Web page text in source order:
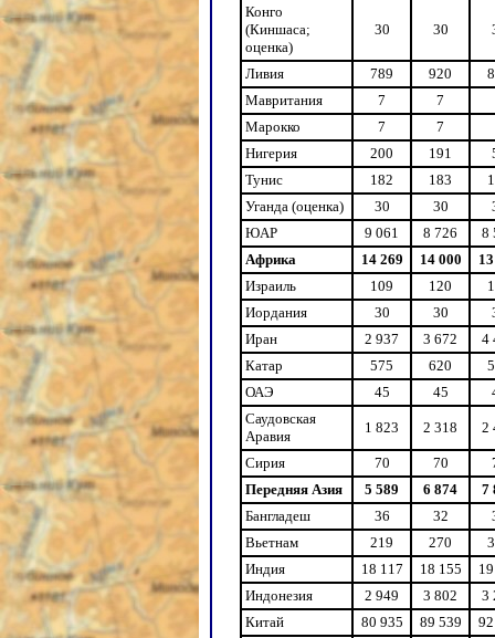
Конго
(Киншаса;
оценка)
30 30
Ливия 789 920
Мавритания
7
7
Марокко
7
7
Нигерия
200 191
Тунис
182 183
Уганда (оценка)
30 30
ЮАР
9 061 8 726
8
Африка
14 269 14 000
Израиль
109 120
Иордания
30 30
Иран
2 937 3 672
4
Катар
575 620
ОАЭ
45 45
Саудовская
Аравия
1 823 2 318 2
Сирия 70 70
Передняя Азия
5 589 6 874
7
Бангладеш
36 32
Вьетнам
219 270
Индия
18 117 18 155
Индонезия
2 949 3 802
3
Китай
80 935 89 539